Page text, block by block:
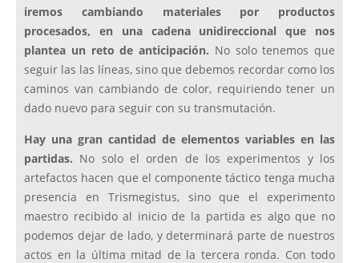
iremos cambiando materiales por productos
procesados, en una cadena unidireccional que nos
plantea un reto de anticipación. No solo tenemos que
seguir las las líneas, sino que debemos recordar como los
caminos van cambiando de color, requiriendo tener un
dado nuevo para seguir con su transmutación.
Hay una gran cantidad de elementos variables en las
partidas. No solo el orden de los experimentos y los
artefactos hacen que el componente táctico tenga mucha
presencia en Trismegistus, sino que el experimento
maestro recibido al inicio de la partida es algo que no
podemos dejar de lado, y determinará parte de nuestros
actos en la última mitad de la tercera ronda. Con todo